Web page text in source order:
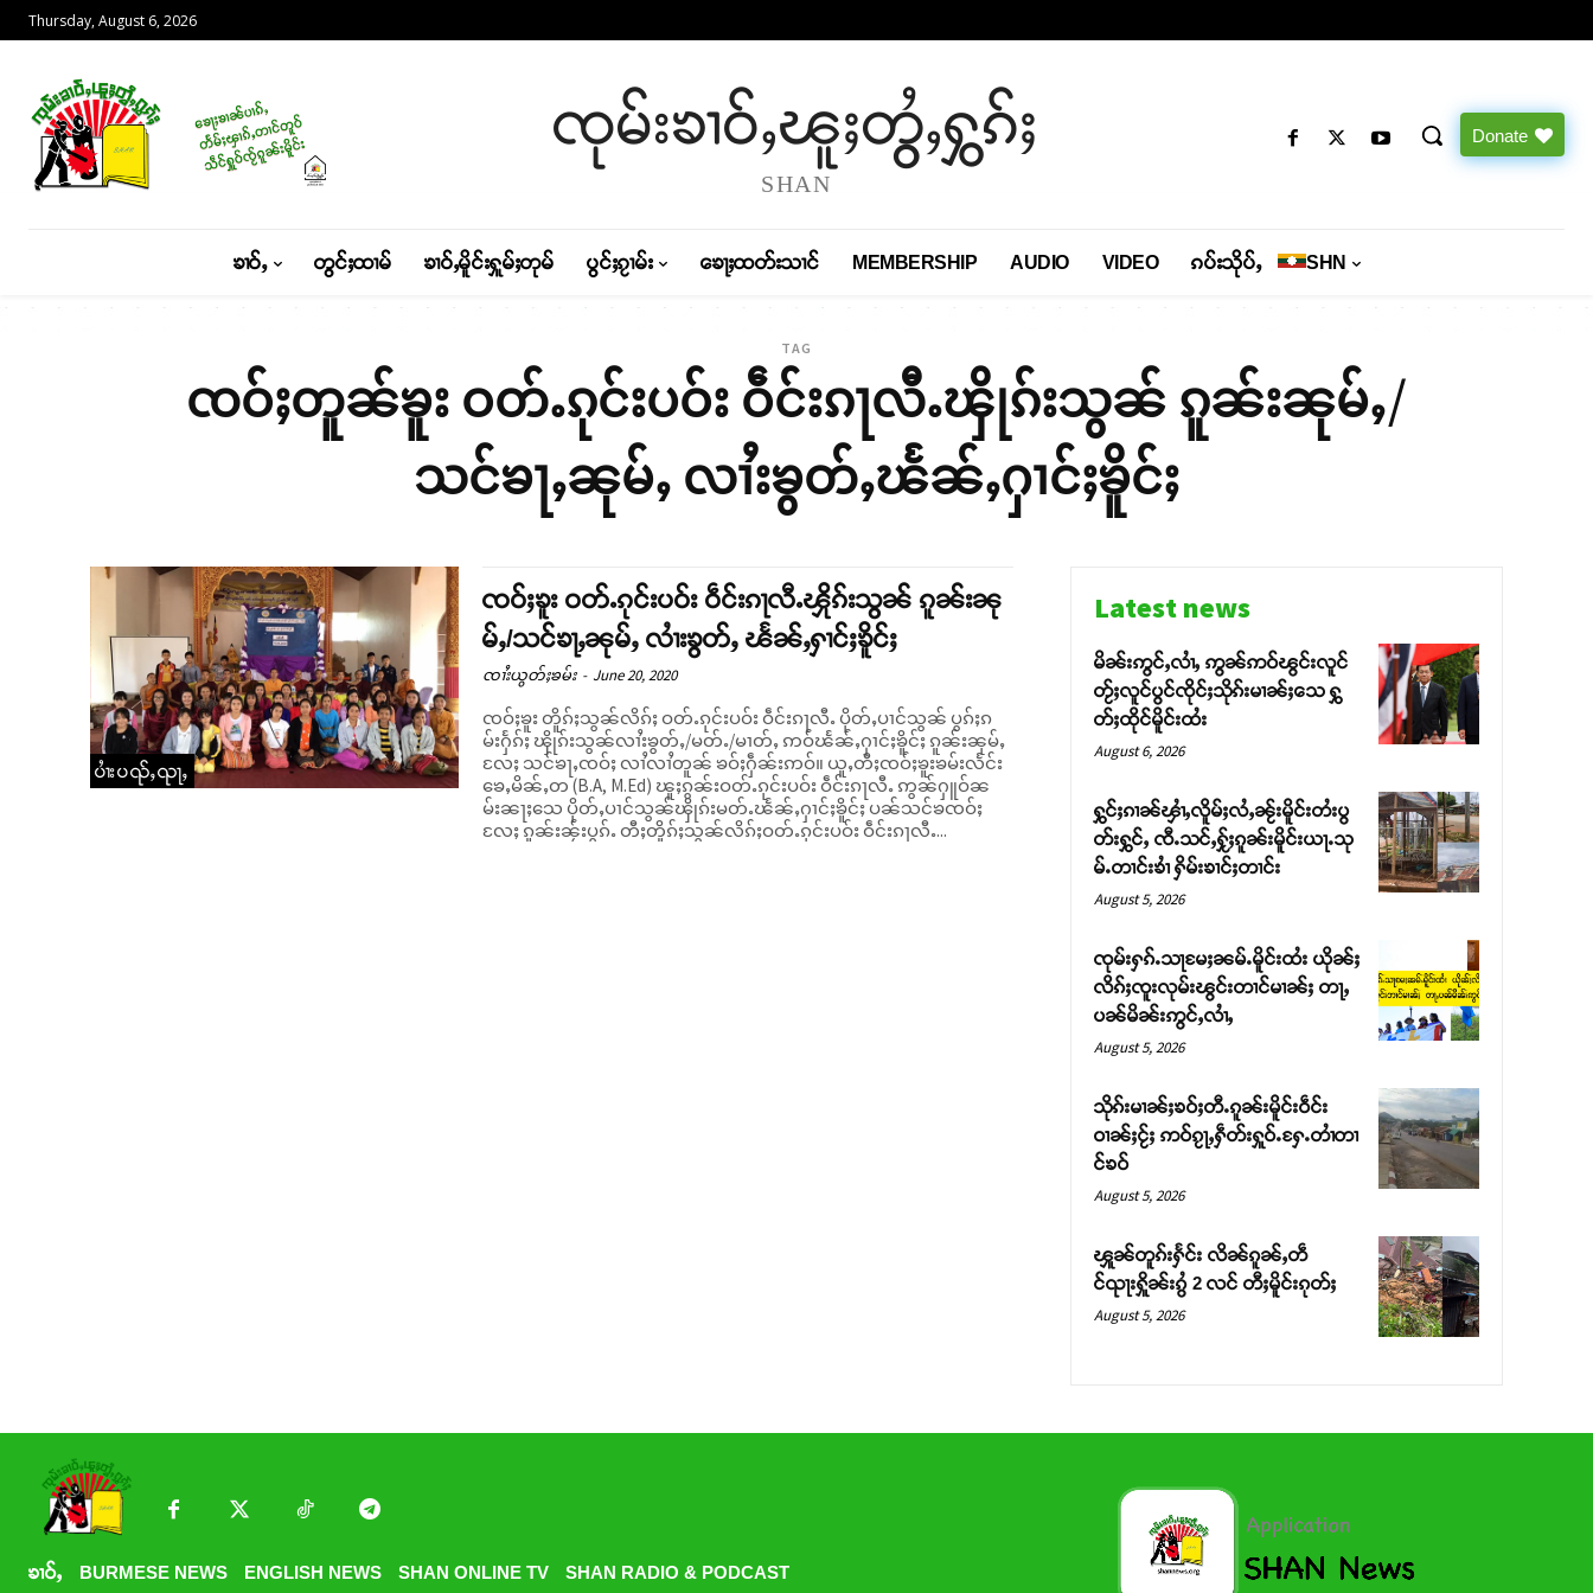
Thursday, August 6, 2026
ၸုမ်းၶၢဝ်ႇၽူႈတွႆႇႁွၵ်ႈ
SHAN
Donate
ၶၢဝ်ႇ တွင်ႈထၢမ် ၶၢဝ်ႇမိူင်းႁူမ်ႈတုမ် ပွင်ႈၵႂၢမ်း ၶေႃႈထတ်းသၢင် MEMBERSHIP AUDIO VIDEO ၵပ်းသိုပ်ႇ SHN
TAG
ၸဝ်ႈတူၼ်ၶူး ဝတ်ႉၵုင်းပဝ်း ဝဵင်းၵႃလီႉၾိုၵ်းသွၼ် ၵူၼ်းၼုမ်ႇ/
သင်ၶႃႇၼုမ်ႇ လၢႆးၶွတ်ႇၽႅၼ်ႇႁၢင်ႈၶိူင်ႈ
ပၢႆးပၺ်ႇၺႃႇ
ၸဝ်ႈၶူး ဝတ်ႉၵုင်းပဝ်း ဝဵင်းၵႃလီႉၾိုၵ်းသွၼ် ၵူၼ်းၼု
မ်ႇ/သင်ၶႃႇၼုမ်ႇ လၢႆးၶွတ်ႇ ၽႅၼ်ႇႁၢင်ႈၶိူင်ႈ
ၸၢႆးယွတ်ႈၶမ်း - June 20, 2020
ၸဝ်ႈၶူး တိူၵ်ႈသွၼ်လိၵ်ႈ ဝတ်ႉၵုင်းပဝ်း ဝဵင်းၵႃလီႉ ပိုတ်ႇပၢင်သွၼ် ပွၵ်ႈၵ
မ်းႁႅၵ်ႈ ၾိုၵ်းသွၼ်လၢႆးၶွတ်ႇ/မတ်ႉ/မၢတ်ႇ ဢဝ်ၽႅၼ်ႇႁၢင်ႈၶိူင်ႈ ၵူၼ်းၼုမ်ႇ
လႄႈ သင်ၶႃႇၸဝ်ႈ လၢႆလၢႆတူၼ် ၶဝ်ႈႁဵၼ်းဢဝ်။ ယူႇတီႈၸဝ်ႈၶူးၶမ်းလႅင်း
ၶေႇမိၼ်ႇတ (B.A, M.Ed) ၽူႈၵွၼ်းဝတ်ႉၵုင်းပဝ်း ဝဵင်းၵႃလီႉ ဢွၼ်ႁူဝ်ၼ
မ်းၼႃႈသေ ပိုတ်ႇပၢင်သွၼ်ၾိုၵ်းမတ်ႉၽႅၼ်ႇႁၢင်ႈၶိူင်ႈ ပၼ်သင်ၶၸဝ်ႈ
လႄႈ ၵူၼ်းၼႂ်းပွၵ်ႉ တီႈတိူၵ်ႈသွၼ်လိၵ်ႈဝတ်ႉၵုင်းပဝ်း ဝဵင်းၵႃလီႉ...
Latest news
မိၼ်းဢွင်ႇလၢႆႇ ဢွၼ်ဢဝ်ၽွင်းလူင်
တႂ်ႈလူင်ပွင်ၸိုင်ႈသိုၵ်းမၢၼ်ႈသေ ႁွ
တ်ႈထိုင်မိူင်းထႆး
August 6, 2026
ႁွင်ႈၵၢၼ်ၾၢႆႇလိူမ်ႈလႆႇၼႂ်းမိူင်းတႆးပွ
တ်းႁွင်ႇ ၸီႉသင်ႇႁႂ်ႈၵူၼ်းမိူင်းယႃႉသု
မ်ႉတၢင်းၶၢႆ ႁိမ်းၶၢင်ႈတၢင်း
August 5, 2026
ၸုမ်းႁၵ်ႉသႃမႄႈၼမ်ႉမိူင်းထႆး ယိုၼ်ႈ
လိၵ်ႈၸူးလုမ်းၽွင်းတၢင်မၢၼ်ႈ တႃႇ
ပၼ်မိၼ်းဢွင်ႇလၢႆႇ
August 5, 2026
သိုၵ်းမၢၼ်ႈၶဝ်ႈတီႉၵူၼ်းမိူင်းဝဵင်း
ဝၢၼ်ႈငႂ်ႈ ဢဝ်ၵႂႃႇႁဵတ်းႁူဝ်ႉႁႄႉတၢႆတၢ
င်ၶဝ်
August 5, 2026
ၾူၼ်တူၵ်းႁႅင်း လိၼ်ၵူၼ်ႇတဵ
င်ၺႃးႁိူၼ်းၵွႆ 2 လင် တီႈမိူင်းၵုတ်ႈ
August 5, 2026
ၶၢဝ်ႇ BURMESE NEWS ENGLISH NEWS SHAN ONLINE TV SHAN RADIO & PODCAST